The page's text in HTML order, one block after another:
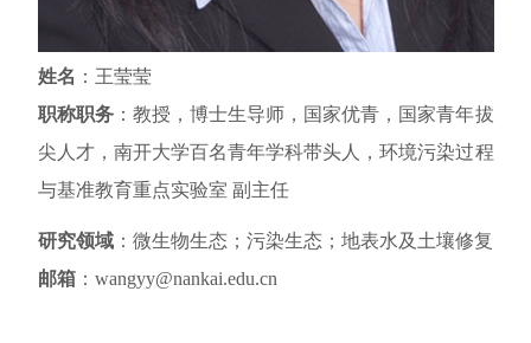
姓名 ：王莹莹
职称职务：教授 ，博士生导师，国家优青，国家青年拔
尖人才，南开大学百名青年学科带头人，环境污染过程
与基准教育重点实验室 副主任
研究领域：微生物生态；污染生态；地表水及土壤修复
邮箱：wangyy@nankai.edu.cn